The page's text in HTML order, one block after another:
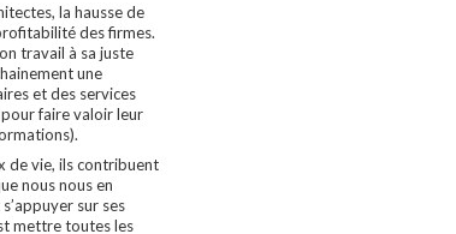
la hausse de
des firmes.
travail à sa juste
une
et des services
faire valoir leur
de vie, ils contribuent
nous nous en
sur ses
mettre toutes les